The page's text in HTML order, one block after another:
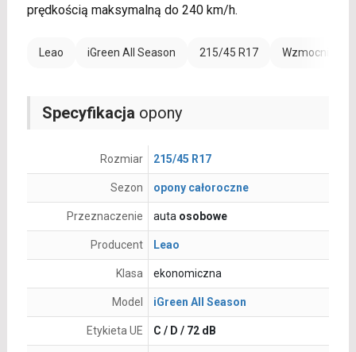
prędkością maksymalną do 240 km/h.
Leao iGreen All Season 215/45 R17 Wzmocnienie
Specyfikacja opony
Rozmiar 215/45 R17
Sezon opony całoroczne
Przeznaczenie auta osobowe
Producent Leao
Klasa ekonomiczna
Model iGreen All Season
Etykieta UE C / D / 72 dB